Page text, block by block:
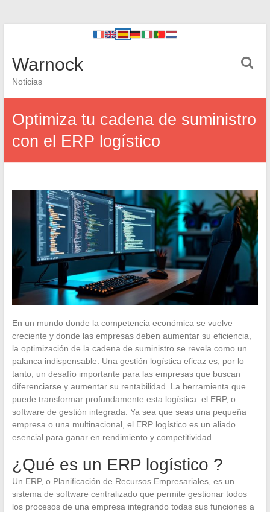
Warnock
Noticias
Optimiza tu cadena de suministro
con el ERP logístico
En un mundo donde la competencia económica se vuelve
creciente y donde las empresas deben aumentar su eficiencia,
la optimización de la cadena de suministro se revela como un
palanca indispensable. Una gestión logística eficaz es, por lo
tanto, un desafío importante para las empresas que buscan
diferenciarse y aumentar su rentabilidad. La herramienta que
puede transformar profundamente esta logística: el ERP, o
software de gestión integrada. Ya sea que seas una pequeña
empresa o una multinacional, el ERP logístico es un aliado
esencial para ganar en rendimiento y competitividad.
¿Qué es un ERP logístico ?
Un ERP, o Planificación de Recursos Empresariales, es un
sistema de software centralizado que permite gestionar todos
los procesos de una empresa integrando todas sus funciones a